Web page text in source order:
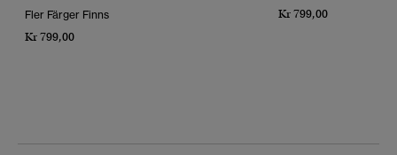
Fler Färger Finns
Kr 799,00
Kr 799,00